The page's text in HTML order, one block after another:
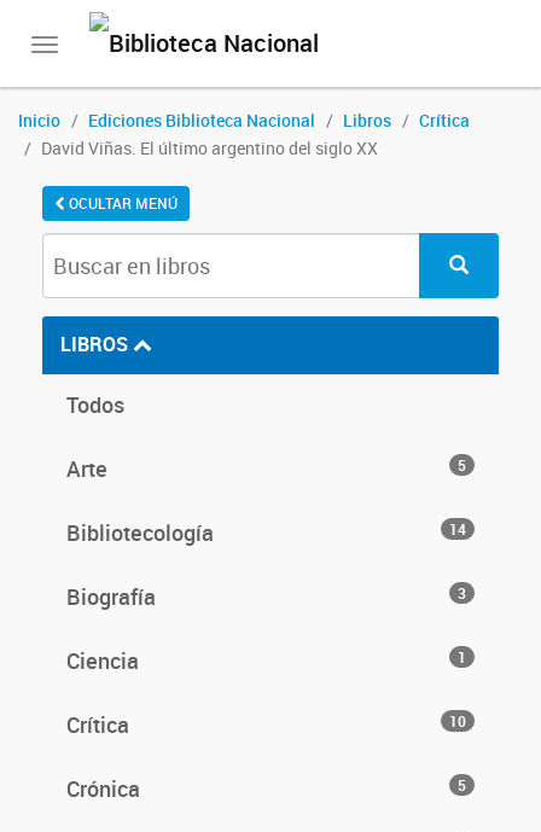
Toggle
Inicio Ediciones Biblioteca Nacional Libros
Crítica
David Viñas. El último argentino del siglo XX
OCULTAR MENÚ
LIBROS
Todos
Arte 5
Bibliotecología 14
Biografía 3
Ciencia 1
Crítica 10
Crónica 5